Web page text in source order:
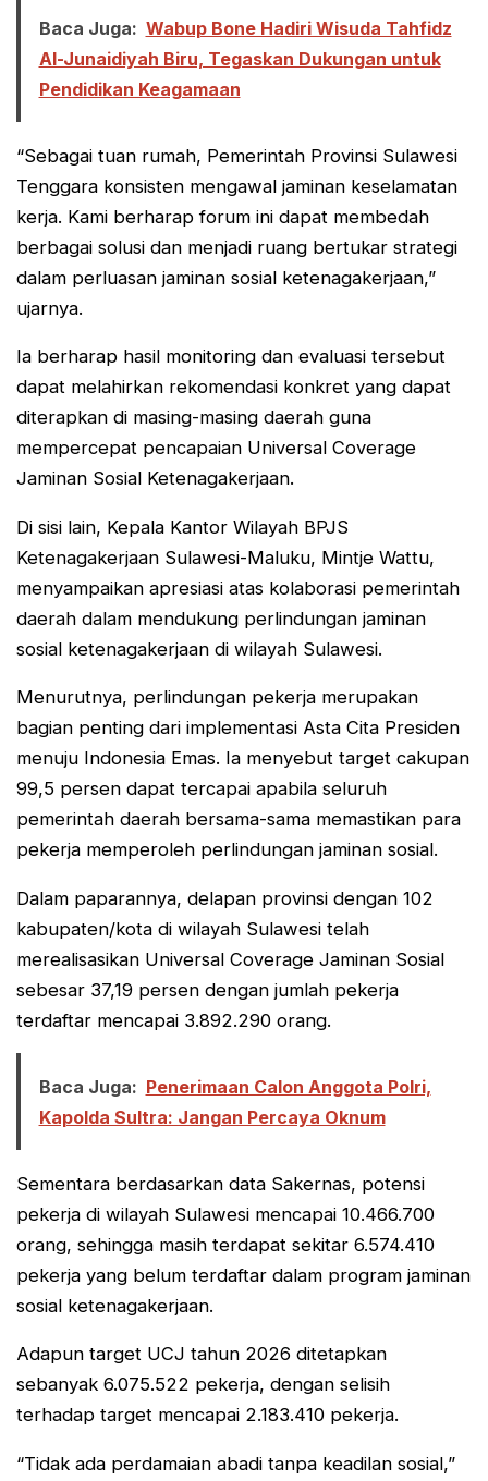
Baca Juga: Wabup Bone Hadiri Wisuda Tahfidz
Al-Junaidiyah Biru, Tegaskan Dukungan untuk
Pendidikan Keagamaan
“Sebagai tuan rumah, Pemerintah Provinsi Sulawesi
Tenggara konsisten mengawal jaminan keselamatan
kerja. Kami berharap forum ini dapat membedah
berbagai solusi dan menjadi ruang bertukar strategi
dalam perluasan jaminan sosial ketenagakerjaan,”
ujarnya.
Ia berharap hasil monitoring dan evaluasi tersebut
dapat melahirkan rekomendasi konkret yang dapat
diterapkan di masing-masing daerah guna
mempercepat pencapaian Universal Coverage
Jaminan Sosial Ketenagakerjaan.
Di sisi lain, Kepala Kantor Wilayah BPJS
Ketenagakerjaan Sulawesi-Maluku, Mintje Wattu,
menyampaikan apresiasi atas kolaborasi pemerintah
daerah dalam mendukung perlindungan jaminan
sosial ketenagakerjaan di wilayah Sulawesi.
Menurutnya, perlindungan pekerja merupakan
bagian penting dari implementasi Asta Cita Presiden
menuju Indonesia Emas. Ia menyebut target cakupan
99,5 persen dapat tercapai apabila seluruh
pemerintah daerah bersama-sama memastikan para
pekerja memperoleh perlindungan jaminan sosial.
Dalam paparannya, delapan provinsi dengan 102
kabupaten/kota di wilayah Sulawesi telah
merealisasikan Universal Coverage Jaminan Sosial
sebesar 37,19 persen dengan jumlah pekerja
terdaftar mencapai 3.892.290 orang.
Baca Juga: Penerimaan Calon Anggota Polri,
Kapolda Sultra: Jangan Percaya Oknum
Sementara berdasarkan data Sakernas, potensi
pekerja di wilayah Sulawesi mencapai 10.466.700
orang, sehingga masih terdapat sekitar 6.574.410
pekerja yang belum terdaftar dalam program jaminan
sosial ketenagakerjaan.
Adapun target UCJ tahun 2026 ditetapkan
sebanyak 6.075.522 pekerja, dengan selisih
terhadap target mencapai 2.183.410 pekerja.
“Tidak ada perdamaian abadi tanpa keadilan sosial,”